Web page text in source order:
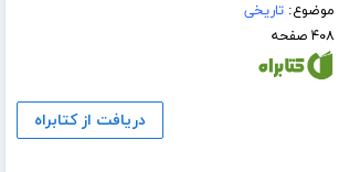
موضوع:تاریخی
۴۰۸ صفحه
دریافت از کتابراه